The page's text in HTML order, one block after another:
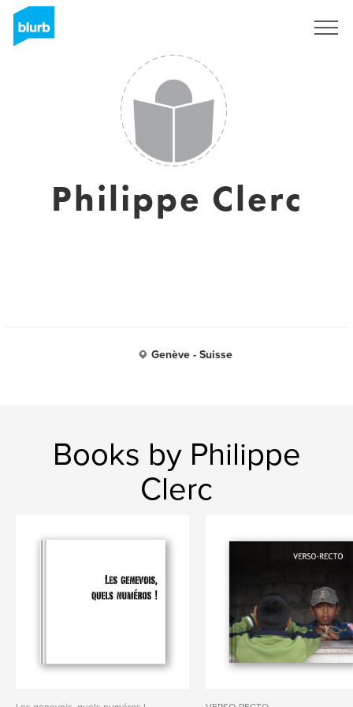
Philippe Clerc
Genève - Suisse
Books by Philippe
Clerc